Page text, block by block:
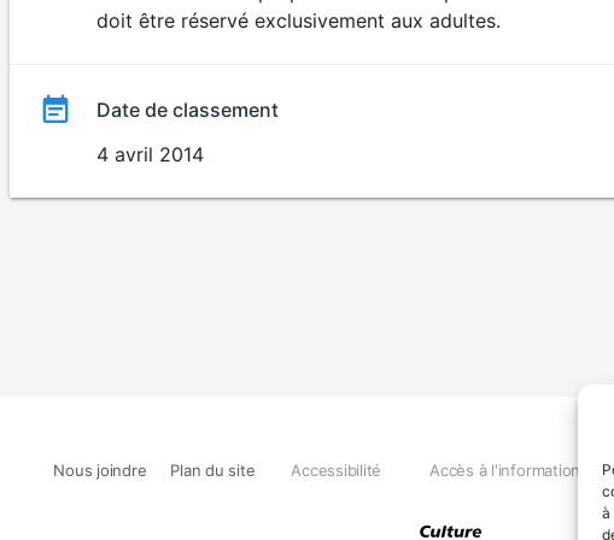
à
EXPLICITE
doit être réservé exclusivement aux adultes.
Date de classement
4 avril 2014
Nous joindre Plan du site Accessibilité Accès à l'information